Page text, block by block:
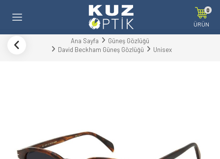
0
ÜRÜN
Ana Sayfa
Güneş Gözlüğü
David Beckham Güneş Gözlüğü
Unisex